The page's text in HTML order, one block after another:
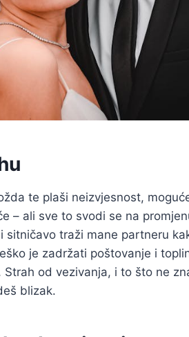
te plaši neizvjesnost,
– ali sve to svodi se na
sitničavo traži mane partneru
je zadržati poštovanje i
od vezivanja, i to što ne
blizak.